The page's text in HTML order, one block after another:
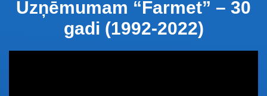
Uzņēmumam “Farmet” – 30
gadi (1992-2022)